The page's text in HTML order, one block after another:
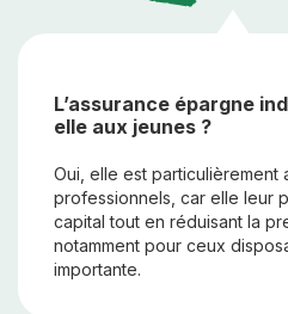
L’assurance épargne
elle aux jeunes ?
Oui, elle est particulièrement
professionnels, car elle leur
capital tout en réduisant la
notamment pour ceux
importante.